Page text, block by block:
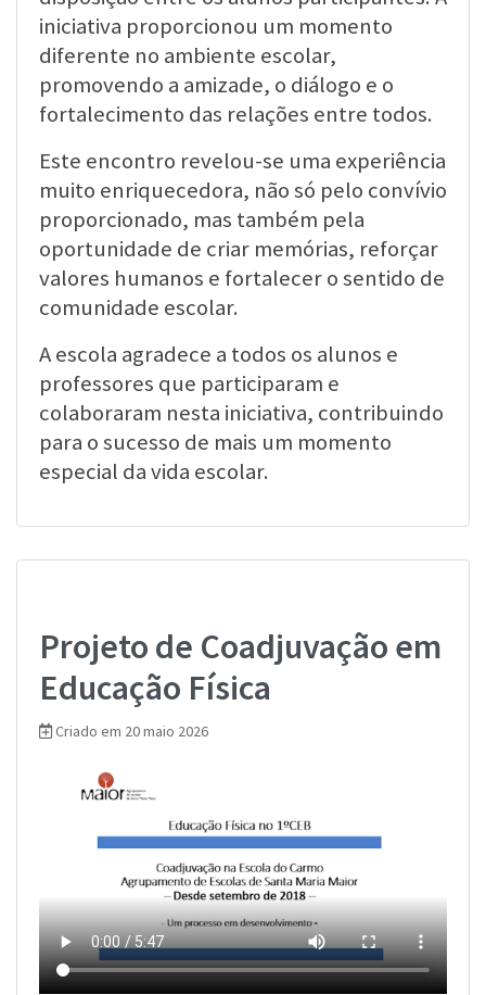
iniciativa proporcionou um momento
diferente no ambiente escolar,
promovendo a amizade, o diálogo e o
fortalecimento das relações entre todos.
Este encontro revelou-se uma experiência
muito enriquecedora, não só pelo convívio
proporcionado, mas também pela
oportunidade de criar memórias, reforçar
valores humanos e fortalecer o sentido de
comunidade escolar.
A escola agradece a todos os alunos e
professores que participaram e
colaboraram nesta iniciativa, contribuindo
para o sucesso de mais um momento
especial da vida escolar.
Projeto de Coadjuvação em
Educação Física
Criado em 20 maio 2026